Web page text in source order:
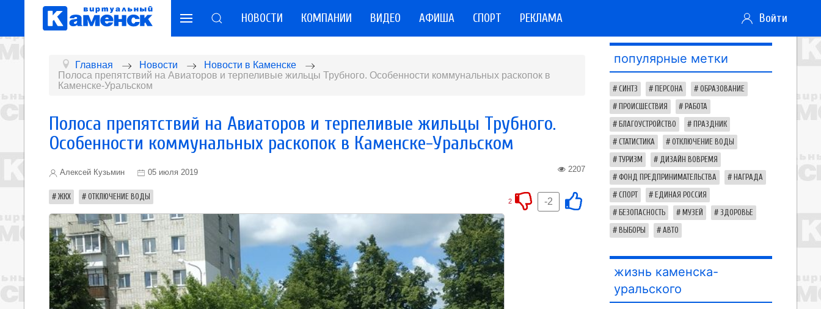
НОВОСТИ КОМПАНИИ ВИДЕО АФИША СПОРТ РЕКЛАМА Войти
Главная Новости
Новости в Каменске
Полоса препятствий на Авиаторов и терпеливые жильцы Трубного. Особенности коммунальных раскопок в
Каменске-Уральском
Полоса препятствий на Авиаторов и терпеливые жильцы Трубного.
Особенности коммунальных раскопок в Каменске-Уральском
Алексей Кузьмин 05 июля 2019 2207
ЖКХ ОТКЛЮЧЕНИЕ ВОДЫ -2
2
популярные метки
СИНТЗ ПЕРСОНА ОБРАЗОВАНИЕ
ПРОИСШЕСТВИЯ РАБОТА
БЛАГОУСТРОЙСТВО ПРАЗДНИК
СТАТИСТИКА ОТКЛЮЧЕНИЕ ВОДЫ
ТУРИЗМ ДИЗАЙН ВОВРЕМЯ
ФОНД ПРЕДПРИНИМАТЕЛЬСТВА НАГРАДА
СПОРТ ЕДИНАЯ РОССИЯ
БЕЗОПАСНОСТЬ МУЗЕЙ ЗДОРОВЬЕ
ВЫБОРЫ АВТО
жизнь каменска-
уральского